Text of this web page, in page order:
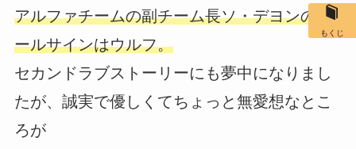
アルファチームの副チーム長ソ・デヨンのコ
ールサインはウルフ。
セカンドラブストーリーにも夢中になりまし
たが、誠実で優しくてちょっと無愛想なとこ
ろが
もくじ